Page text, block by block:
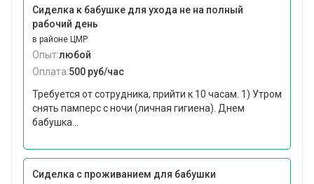
Сиделка к бабушке для ухода не на полный
рабочий день
в районе ЦМР
Опыт:любой
Оплата:500 руб/час
Требуется от сотрудника, прийти к 10 часам. 1) Утром
снять памперс с ночи (личная гигиена). Днем
бабушка...
Сиделка с проживанием для бабушки